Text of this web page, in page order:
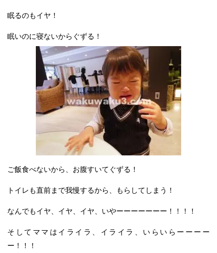
眠るのもイヤ！
眠いのに寝ないからぐずる！
ご飯食べないから、お腹すいてぐずる！
トイレも直前まで我慢するから、もらしてしまう！
なんでもイヤ、イヤ、イヤ、いやーーーーーーー！！！！
そしてママはイライラ、イライラ、いらいらーーーー
ー！！！